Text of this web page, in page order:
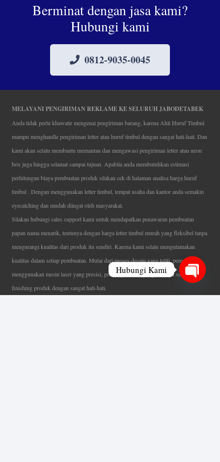
Berminat dengan jasa kami?
Hubungi kami
0812-9035-0045
MELAYANI PENGIRIMAN REKLAME KE SELURUH JABODETABEK
Anda tidak perlu khawatir mengenai pengiriman barang, karena Ahli Huruf Timbul
mampu menghandle pengiriman letter atau huruf timbul dengan sangat hati-hati. Dan
kami akan selalu membantu memantau dan mengawasi pengiriman letter atau neon
box juga hingga selamat sampai tujuan. Apabila anda membutuhkan estimasi
perhitungan biaya pembuatan produk silakan cek di halaman analisa harga huruf
timbul . Dengan menggunakan letter timbul, tempat usaha dan kantor anda semakin
eyecatching dan mudah diingat oleh masyarakat.
Silakan hubungi sales support kami untuk mendapatkan penawaran pembuatan
papan nama menarik, tentunya dengan harga letter timbul murah yang fleksibel tanpa
mengurangi kualitas dari produk itu sendiri. Karena kami selalu mengutamakan
kualitas dalam setiap pembuatan. Mulai dari proses desain yang teliti, pemotongan
menggunakan mesin laser yang presisi, proses produksi yang terampil serta
finishing produk dengan sangat hati-hati.
Hubungi Kami